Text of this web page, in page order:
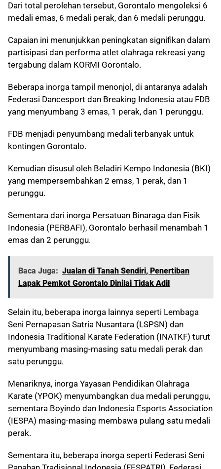
Dari total perolehan tersebut, Gorontalo mengoleksi 6
medali emas, 6 medali perak, dan 6 medali perunggu.
Capaian ini menunjukkan peningkatan signifikan dalam
partisipasi dan performa atlet olahraga rekreasi yang
tergabung dalam KORMI Gorontalo.
Beberapa inorga tampil menonjol, di antaranya adalah
Federasi Dancesport dan Breaking Indonesia atau FDB
yang menyumbang 3 emas, 1 perak, dan 1 perunggu.
FDB menjadi penyumbang medali terbanyak untuk
kontingen Gorontalo.
Kemudian disusul oleh Beladiri Kempo Indonesia (BKI)
yang mempersembahkan 2 emas, 1 perak, dan 1
perunggu.
Sementara dari inorga Persatuan Binaraga dan Fisik
Indonesia (PERBAFI), Gorontalo berhasil menambah 1
emas dan 2 perunggu.
Baca Juga: Jualan di Tanah Sendiri, Penertiban
Lapak Pemkot Gorontalo Dinilai Tidak Adil
Selain itu, beberapa inorga lainnya seperti Lembaga
Seni Pernapasan Satria Nusantara (LSPSN) dan
Indonesia Traditional Karate Federation (INATKF) turut
menyumbang masing-masing satu medali perak dan
satu perunggu.
Menariknya, inorga Yayasan Pendidikan Olahraga
Karate (YPOK) menyumbangkan dua medali perunggu,
sementara Boyindo dan Indonesia Esports Association
(IESPA) masing-masing membawa pulang satu medali
perak.
Sementara itu, beberapa inorga seperti Federasi Seni